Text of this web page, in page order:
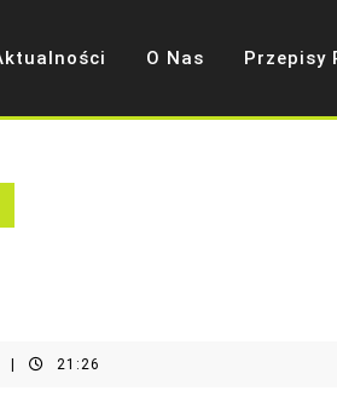
O Nas Przepisy
21:26